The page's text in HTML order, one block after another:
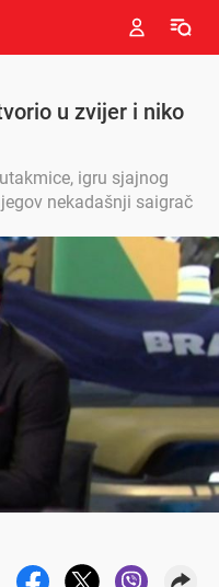
u zvijer i niko
igru sjajnog
nekadašnji saigrač